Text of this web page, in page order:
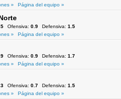
»
Página del equipo »
Ofensiva: 0.9 Defensiva: 1.5
»
Página del equipo »
Ofensiva: 0.9 Defensiva: 1.7
»
Página del equipo »
Ofensiva: 0.7 Defensiva: 1.5
»
Página del equipo »